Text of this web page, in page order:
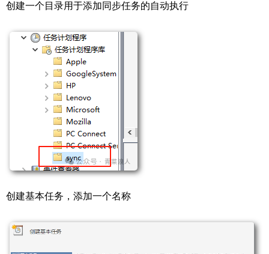
创建一个目录用于添加同步任务的自动执行
创建基本任务，添加一个名称